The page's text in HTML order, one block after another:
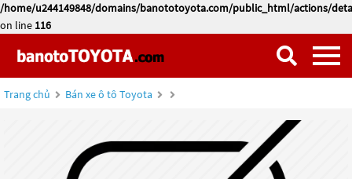
/home/u244149848/domains/banototoyota.com/public_html/actions/
on line 116
Trang chủ Bán xe ô tô Toyota